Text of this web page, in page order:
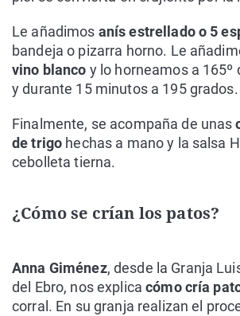
Le añadimos anís estrellado o 5
bandeja o pizarra horno. Le
vino blanco y lo horneamos a 165º
y durante 15 minutos a 195 grados.
Finalmente, se acompaña de unas
de trigo hechas a mano y la salsa
cebolleta tierna.
¿Cómo se crían los patos?
Anna Giménez, desde la Granja
del Ebro, nos explicacómo cría
corral. En su granja realizan el